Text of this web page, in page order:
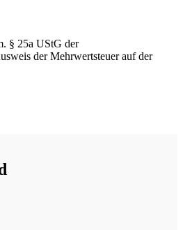
§ 25a UStG der
der Mehrwertsteuer auf der